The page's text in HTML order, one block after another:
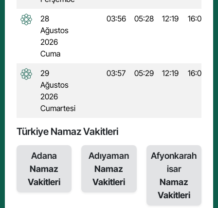
28
Ağustos
2026
Cuma
03:56 05:28 12:19 16:02
29
Ağustos
2026
Cumartesi
03:57 05:29 12:19 16:01
Türkiye Namaz Vakitleri
Adana
Namaz
Vakitleri
Adıyaman
Namaz
Vakitleri
Afyonkarah
isar
Namaz
Vakitleri